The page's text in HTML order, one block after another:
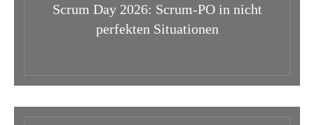
Scrum Day 2026: Scrum-PO in nicht
perfekten Situationen